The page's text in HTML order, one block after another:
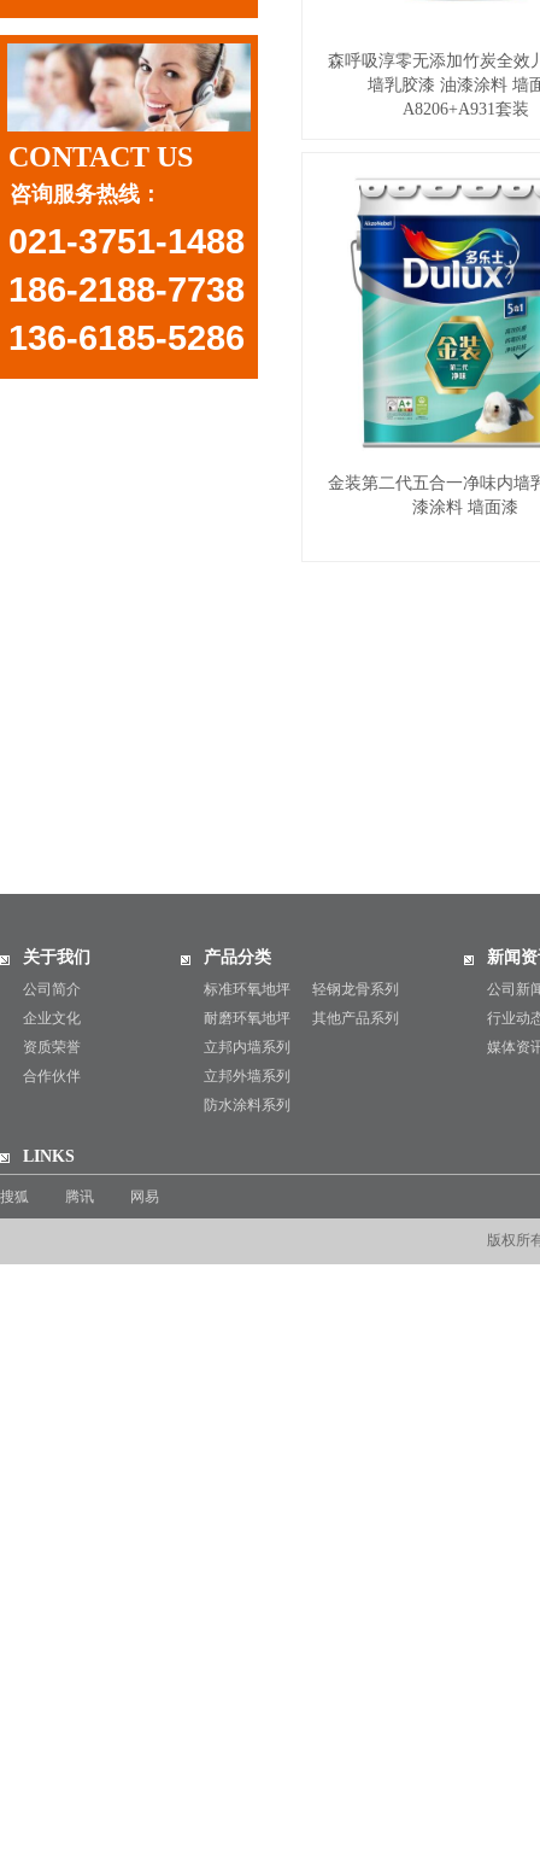
森呼吸淳零无添加竹炭全效
墙乳胶漆 油漆涂料 墙
A8206+A931套装
金装第二代五合一净味内墙
漆涂料 墙面漆
CONTACT US
咨询服务热线：
021-3751-1488
186-2188-7738
136-6185-5286
关于我们
公司简介
企业文化
资质荣誉
合作伙伴
LINKS
产品分类
标准环氧地坪
轻钢龙骨系列
耐磨环氧地坪
其他产品系列
立邦内墙系列
立邦外墙系列
防水涂料系列
版权所
搜狐 腾讯 网易
新闻
公司新
行业动
媒体资